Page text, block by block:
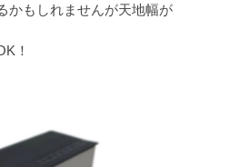
かもしれませんが天地幅が
！